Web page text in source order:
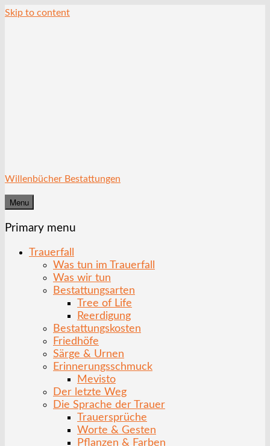
Skip to content
Willenbücher Bestattungen
Menu
Primary menu
Trauerfall
Was tun im Trauerfall
Was wir tun
Bestattungsarten
Tree of Life
Reerdigung
Bestattungskosten
Friedhöfe
Särge & Urnen
Erinnerungsschmuck
Mevisto
Der letzte Weg
Die Sprache der Trauer
Trauersprüche
Worte & Gesten
Pflanzen & Farben